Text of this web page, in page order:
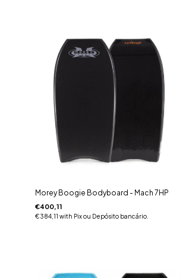
Morey Boogie Bodyboard - Mach 7HP
€400,11
€384,11with Pix ou Depósito bancário.